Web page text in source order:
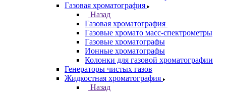
Спектрометры атомно-абсорбционные
Спектрофлуориметры
ЭПР спектрометры
ЯМР-спектрометры
Анализаторы
Назад
Анализаторы
Анализаторы органических веществ
Анализаторы покрытий
Анализаторы размера частиц